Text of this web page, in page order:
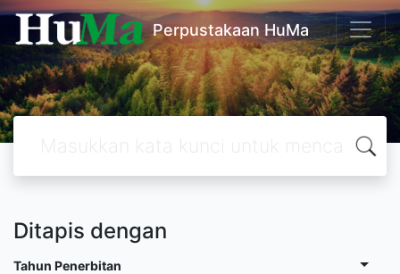
Perpustakaan HuMa
Ditapis dengan
Tahun Penerbitan